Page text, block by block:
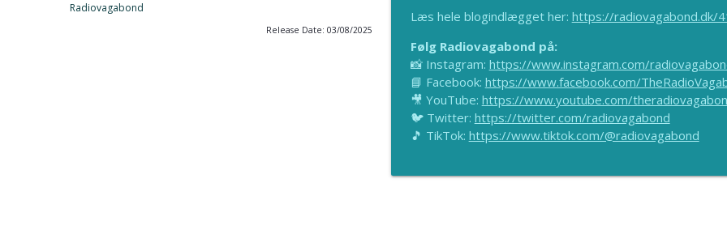
Radiovagabond
Release Date: 03/08/2025
Radiovagabond
SAUDI-ARABIEN: Kameler, CouchSurfing og
Radiovagabond
Læs hele blogindlægget her: https://radiovagabond.dk/
Følg Radiovagabond på:
📸 Instagram: https://www.instagram.com/
📘 Facebook: https://www.facebook.com/
🎥 YouTube: https://www.youtube.com/
🐦 Twitter: https://twitter.com/radiovagabond
🎵 TikTok: https://www.tiktok.com/@radiovagabond